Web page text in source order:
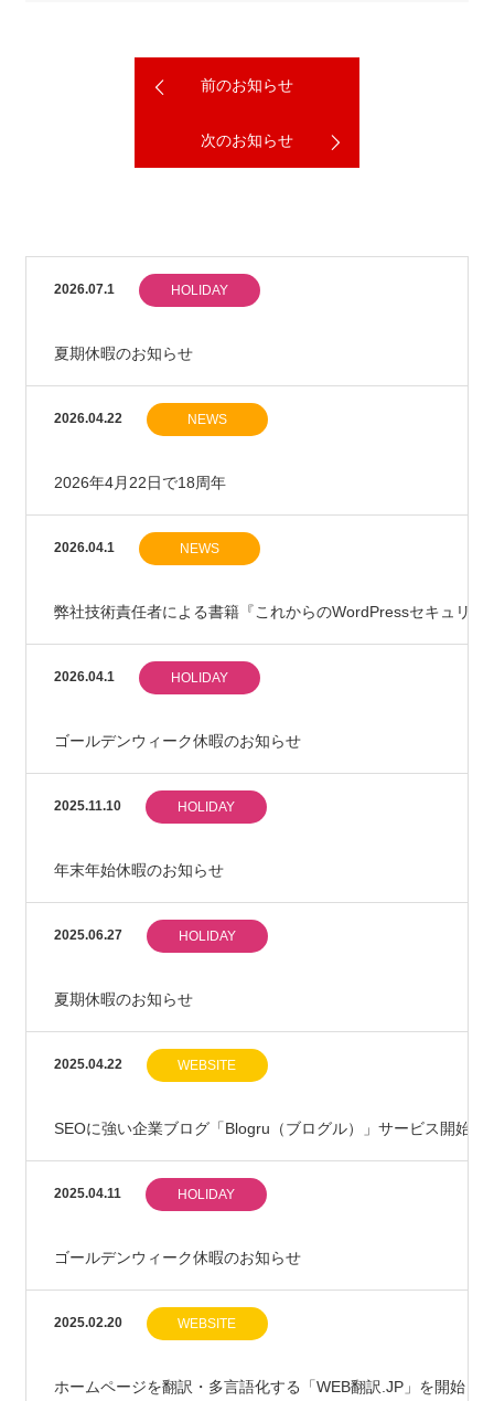
前のお知らせ
次のお知らせ
2026.07.1 HOLIDAY
夏期休暇のお知らせ
2026.04.22 NEWS
2026年4月22日で18周年
2026.04.1 NEWS
弊社技術責任者による書籍『これからのWordPressセキュリテ
2026.04.1 HOLIDAY
ゴールデンウィーク休暇のお知らせ
2025.11.10 HOLIDAY
年末年始休暇のお知らせ
2025.06.27 HOLIDAY
夏期休暇のお知らせ
2025.04.22 WEBSITE
SEOに強い企業ブログ「Blogru（ブログル）」サービス開始
2025.04.11 HOLIDAY
ゴールデンウィーク休暇のお知らせ
2025.02.20 WEBSITE
ホームページを翻訳・多言語化する「WEB翻訳.JP」を開始し